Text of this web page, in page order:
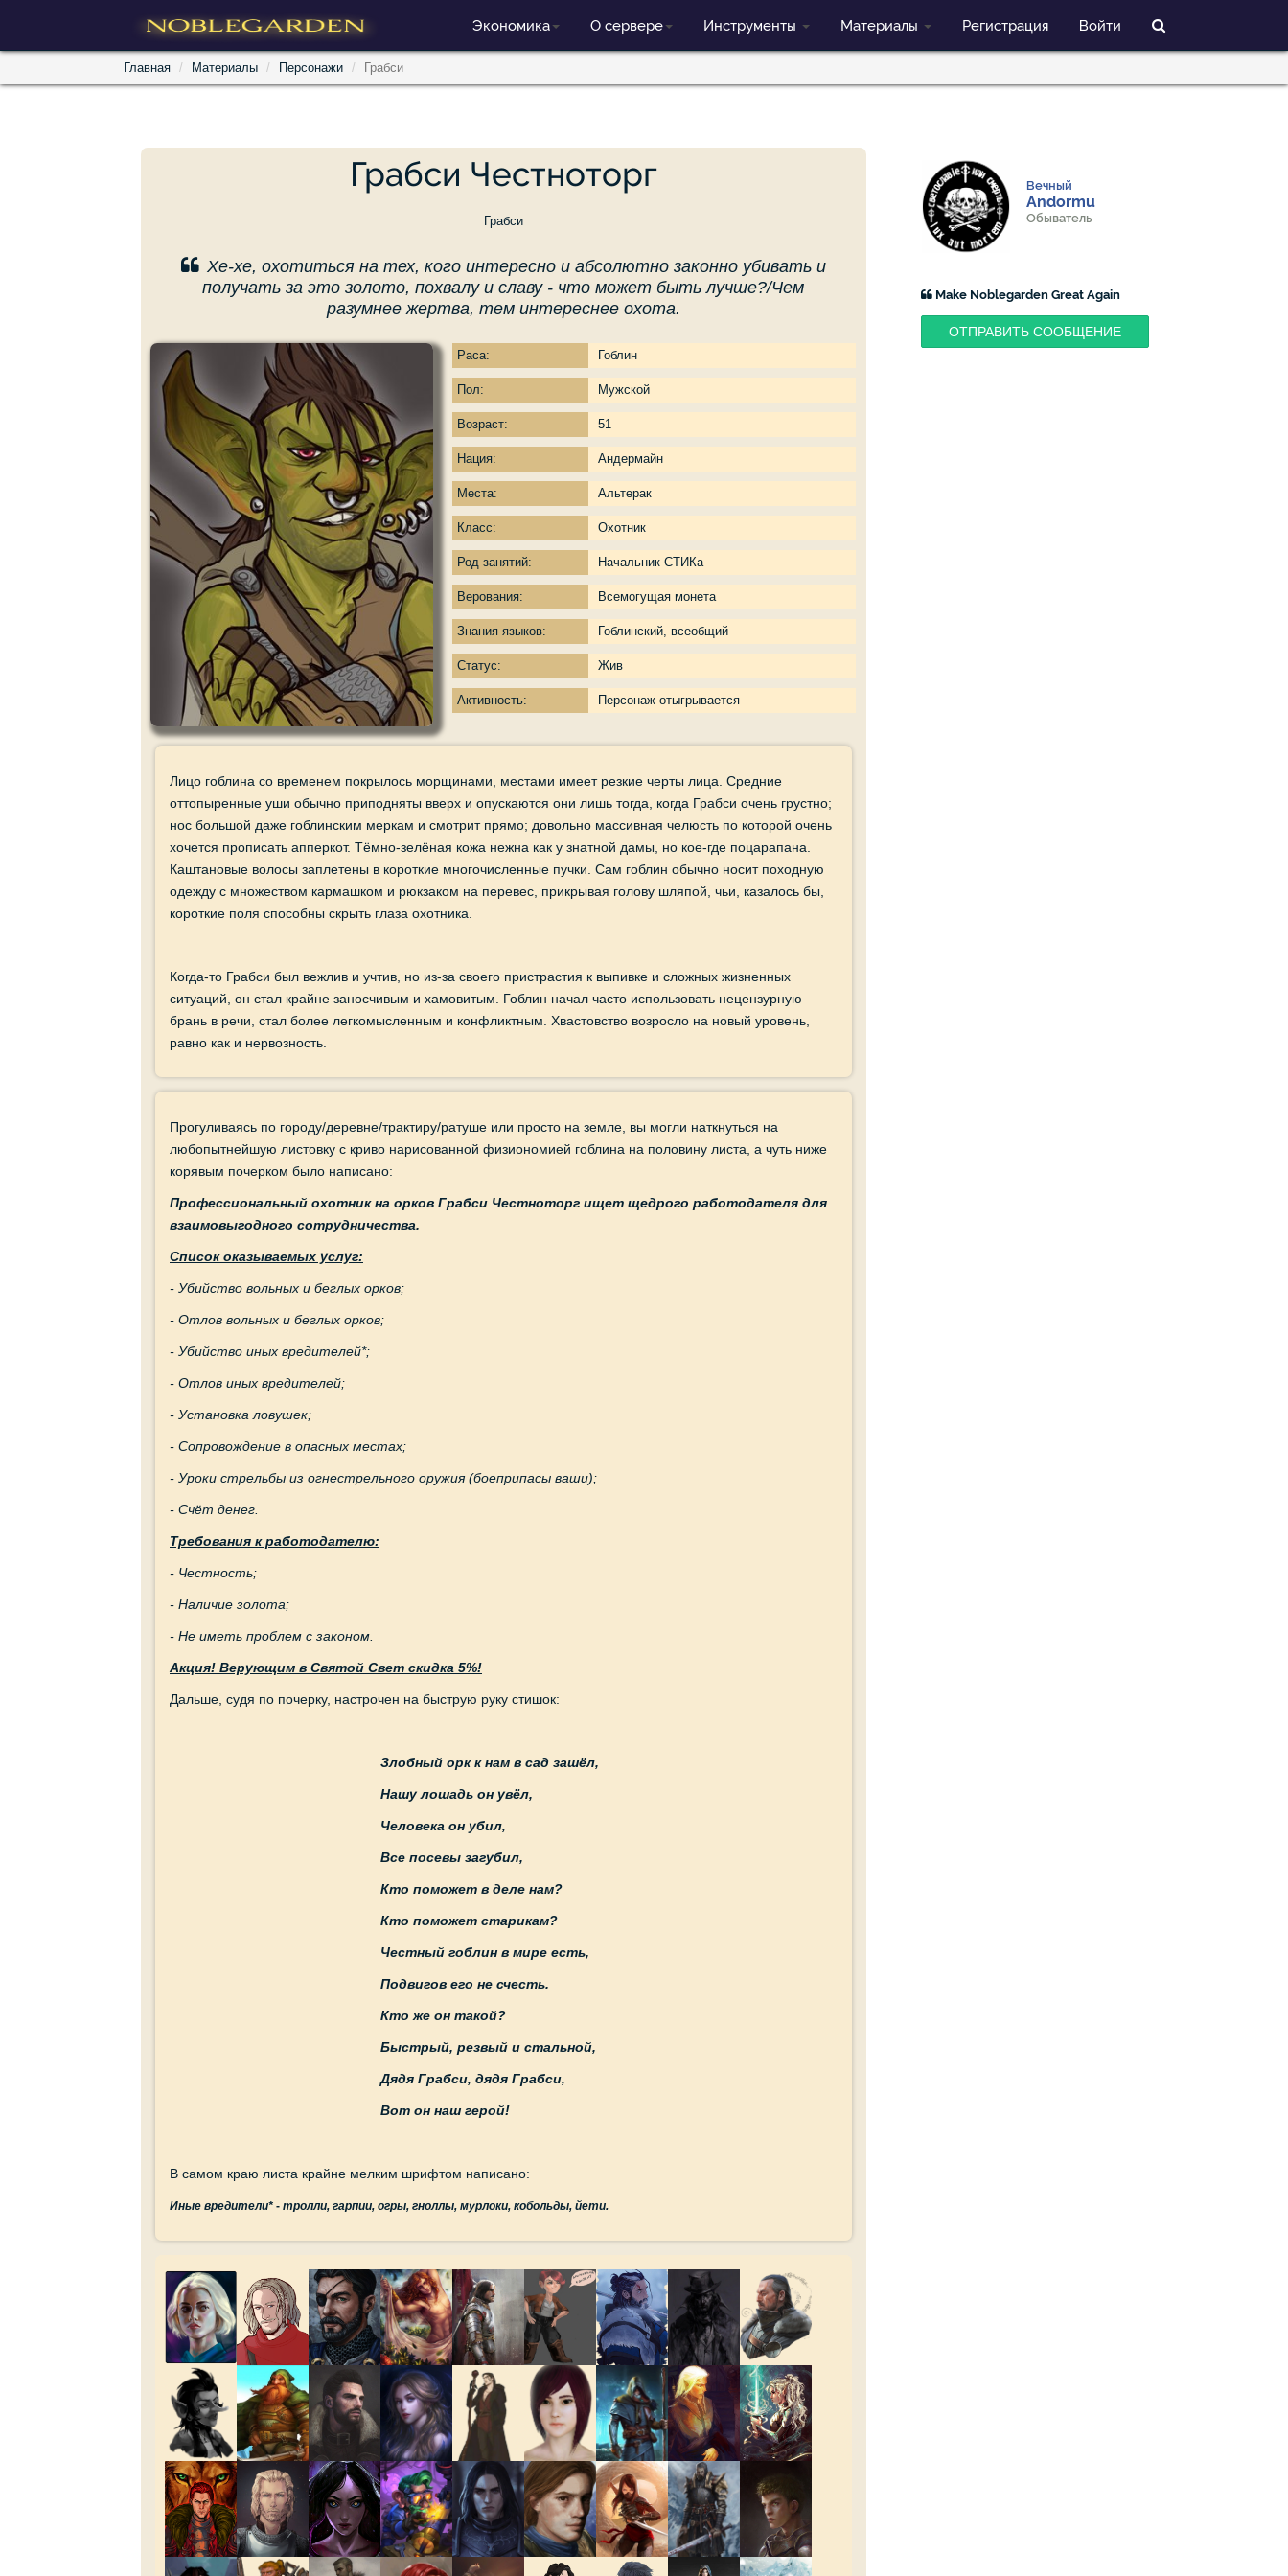
Экономика О сервере Инструменты Материалы Регистрация Войти
Главная Материалы Персонажи Грабси
Грабси Честноторг
Грабси
Хе-хе, охотиться на тех, кого интересно и абсолютно законно убивать и
получать за это золото, похвалу и славу - что может быть лучше?/Чем
разумнее жертва, тем интереснее охота.
Раса: Гоблин
Пол: Мужской
Возраст: 51
Нация: Андермайн
Места: Альтерак
Класс: Охотник
Род занятий: Начальник СТИКа
Верования: Всемогущая монета
Знания языков: Гоблинский, всеобщий
Статус: Жив
Активность: Персонаж отыгрывается
Лицо гоблина со временем покрылось морщинами, местами имеет резкие черты лица. Средние
оттопыренные уши обычно приподняты вверх и опускаются они лишь тогда, когда Грабси очень грустно;
нос большой даже гоблинским меркам и смотрит прямо; довольно массивная челюсть по которой очень
хочется прописать апперкот. Тёмно-зелёная кожа нежна как у знатной дамы, но кое-где поцарапана.
Каштановые волосы заплетены в короткие многочисленные пучки. Сам гоблин обычно носит походную
одежду с множеством кармашком и рюкзаком на перевес, прикрывая голову шляпой, чьи, казалось бы,
короткие поля способны скрыть глаза охотника.
Когда-то Грабси был вежлив и учтив, но из-за своего пристрастия к выпивке и сложных жизненных
ситуаций, он стал крайне заносчивым и хамовитым. Гоблин начал часто использовать нецензурную
брань в речи, стал более легкомысленным и конфликтным. Хвастовство возросло на новый уровень,
равно как и нервозность.
Прогуливаясь по городу/деревне/трактиру/ратуше или просто на земле, вы могли наткнуться на
любопытнейшую листовку с криво нарисованной физиономией гоблина на половину листа, а чуть ниже
корявым почерком было написано:
Профессиональный охотник на орков Грабси Честноторг ищет щедрого работодателя для
взаимовыгодного сотрудничества.
Список оказываемых услуг:
- Убийство вольных и беглых орков;
- Отлов вольных и беглых орков;
- Убийство иных вредителей*;
- Отлов иных вредителей;
- Установка ловушек;
- Сопровождение в опасных местах;
- Уроки стрельбы из огнестрельного оружия (боеприпасы ваши);
- Счёт денег.
Требования к работодателю:
- Честность;
- Наличие золота;
- Не иметь проблем с законом.
Акция! Верующим в Святой Свет скидка 5%!
Дальше, судя по почерку, настрочен на быструю руку стишок:
Злобный орк к нам в сад зашёл,
Нашу лошадь он увёл,
Человека он убил,
Все посевы загубил,
Кто поможет в деле нам?
Кто поможет старикам?
Честный гоблин в мире есть,
Подвигов его не счесть.
Кто же он такой?
Быстрый, резвый и стальной,
Дядя Грабси, дядя Грабси,
Вот он наш герой!
В самом краю листа крайне мелким шрифтом написано:
Иные вредители* - тролли, гарпии, огры, гноллы, мурлоки, кобольды, йети.
Вечный
Andormu
Обыватель
Make Noblegarden Great Again
ОТПРАВИТЬ СООБЩЕНИЕ